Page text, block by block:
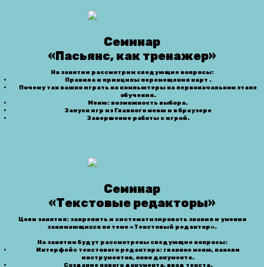
Семинар
«Пасьянс, как тренажер»
На занятии рассмотрим следующие вопросы:
Правила и принципы перемещения карт .
Почему так важно играть на компьютеры на первоначальном этапе
обучения.
Меню: возможность выбора.
Запуск игр из Главного меню и в браузере
Завершение работы с игрой.
Семинар
«Текстовые редакторы»
Цели занятия: закрепить и систематизировать знания и умения
занимающихся по теме «Текстовый редактор».
На занятии будут рассмотрены следующие вопросы:
Интерфейс текстового редактора: главное меню, панели
инструментов, окно документа.
Создание нового документа, ввод текста.